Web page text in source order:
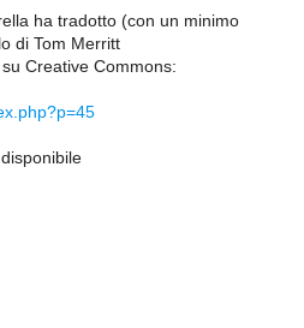
ha tradotto (con un minimo
di Tom Merritt
Creative Commons: